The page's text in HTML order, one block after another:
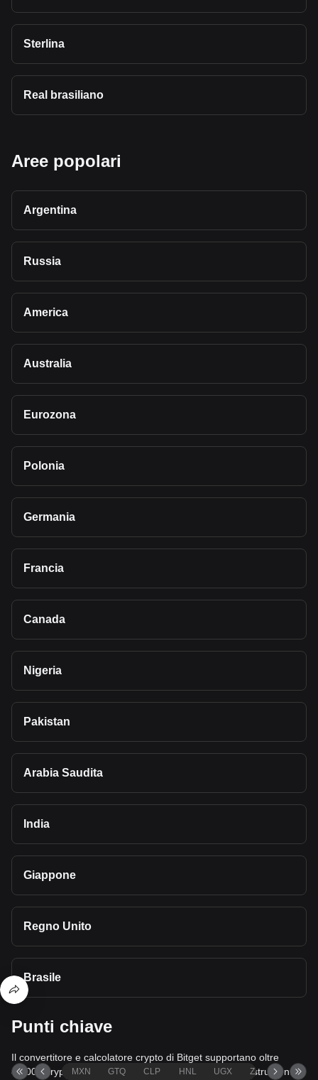
Sterlina
Real brasiliano
Aree popolari
Argentina
Russia
America
Australia
Eurozona
Polonia
Germania
Francia
Canada
Nigeria
Pakistan
Arabia Saudita
India
Giappone
Regno Unito
Brasile
Punti chiave
Il convertitore e calcolatore crypto di Bitget supportano oltre
40,000 crypto e più di 80 valute fiat, rendendoli tra gli strumenti di
MXN GTQ CLP HNL UGX ZAR TND